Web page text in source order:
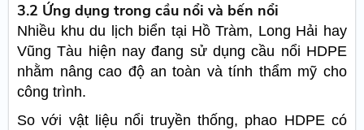
3.2 Ứng dụng trong cầu nổi và bến nổi
Nhiều khu du lịch biển tại Hồ Tràm, Long Hải hay
Vũng Tàu hiện nay đang sử dụng cầu nổi HDPE
nhằm nâng cao độ an toàn và tính thẩm mỹ cho
công trình.
So với vật liệu nổi truyền thống, phao HDPE có